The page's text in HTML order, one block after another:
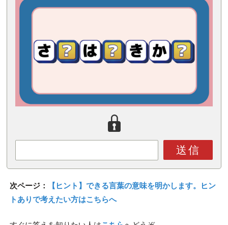
送信
次ページ：
【ヒント】できる言葉の意味を明かします。ヒン
トありで考えたい方はこちらへ